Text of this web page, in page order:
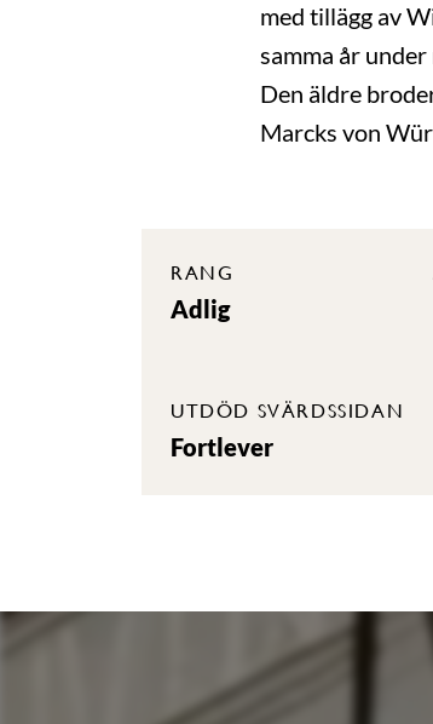
med tillägg av
samma år
Den äldre
Marcks von
RANG
Adlig
UTDÖD SVÄRDSSIDAN
Fortlever